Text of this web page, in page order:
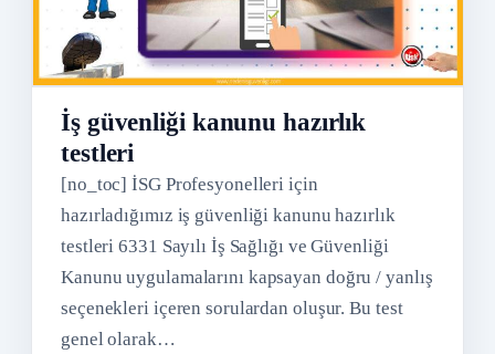
İş güvenliği kanunu hazırlık
testleri
[no_toc] İSG Profesyonelleri için
hazırladığımız iş güvenliği kanunu hazırlık
testleri 6331 Sayılı İş Sağlığı ve Güvenliği
Kanunu uygulamalarını kapsayan doğru / yanlış
seçenekleri içeren sorulardan oluşur. Bu test
genel olarak…